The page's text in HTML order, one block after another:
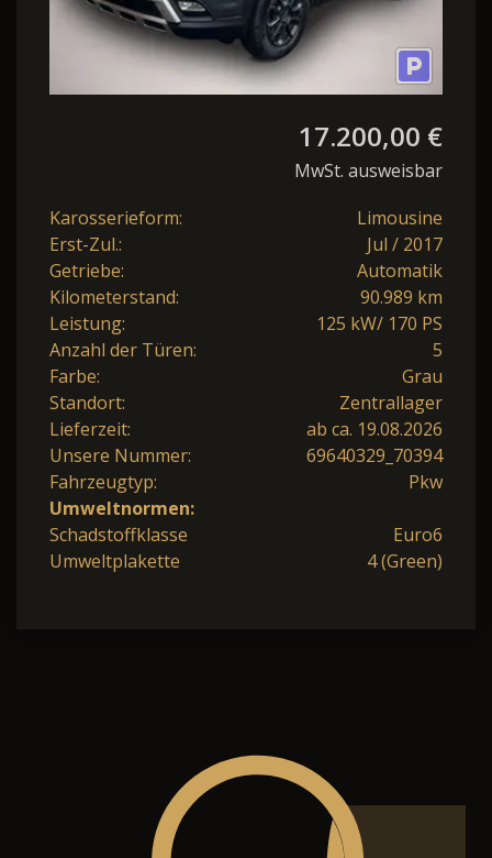
17.200,00 €
MwSt. ausweisbar
Karosserieform:
Limousine
Erst-Zul.:
Jul / 2017
Getriebe:
Automatik
Kilometerstand:
90.989 km
Leistung:
125 kW/ 170 PS
Anzahl der Türen:
5
Farbe:
Grau
Standort:
Zentrallager
Lieferzeit:
ab ca. 19.08.2026
Unsere Nummer:
69640329_70394
Fahrzeugtyp:
Pkw
Umweltnormen:
Schadstoffklasse
Euro6
Umweltplakette
4 (Green)